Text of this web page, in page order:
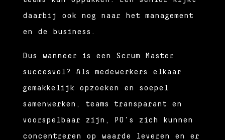
daarbij ook nog naar het management
en de business.
Dus wanneer is een Scrum Master
succesvol? Als medewerkers elkaar
gemakkelijk opzoeken en soepel
samenwerken, teams transparant en
voorspelbaar zijn, PO’s zich kunnen
concentreren op waarde leveren en er